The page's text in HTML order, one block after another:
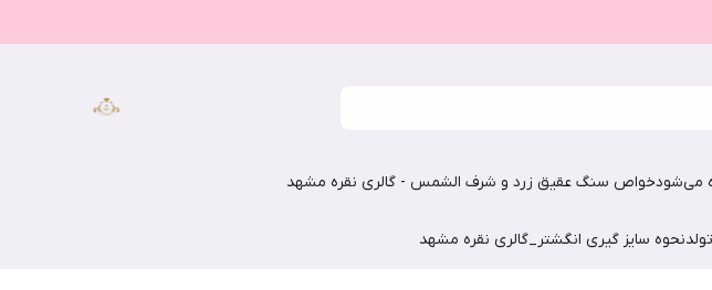
می‌شودخواص سنگ عقیق زرد و شرف الشمس - گالری نقره مشهد
نحوه سایز گیری انگشتر_گالری نقره مشهد